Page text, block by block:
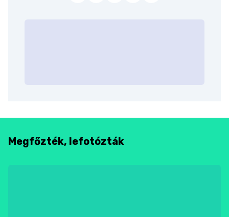
Megfőzték, lefotózták